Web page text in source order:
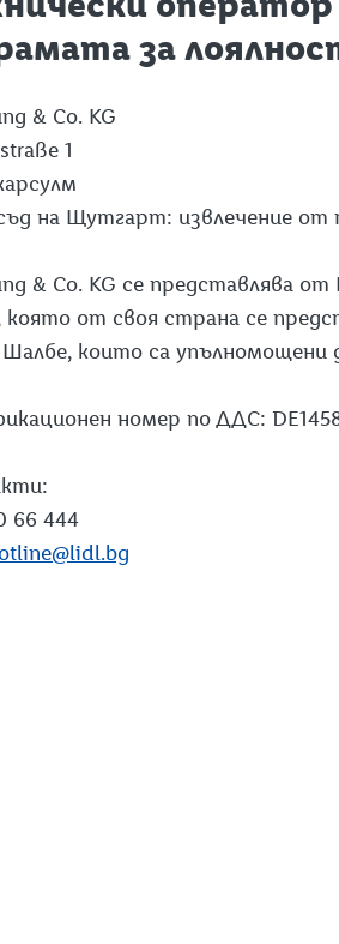
за
& Co. KG
1
на Щутгарт: извлечение от
& Co. KG се представлява
която от своя страна се
които са
номер по ДДС:
66 444